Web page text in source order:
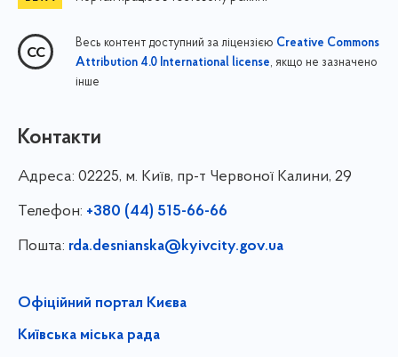
Весь контент доступний за ліцензією Creative Commons
Attribution 4.0 International license, якщо не зазначено
інше
Контакти
Адреса: 02225, м. Київ, пр-т Червоної Калини, 29
Телефон: +380 (44) 515-66-66
Пошта: rda.desnianska@kyivcity.gov.ua
Офіційний портал Києва
Київська міська рада